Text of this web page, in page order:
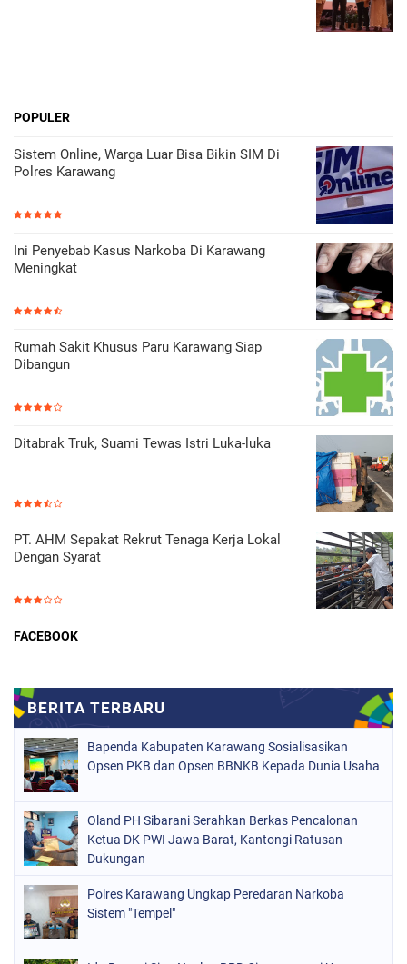
POPULER
Sistem Online, Warga Luar Bisa Bikin SIM Di
Polres Karawang
Ini Penyebab Kasus Narkoba Di Karawang
Meningkat
Rumah Sakit Khusus Paru Karawang Siap
Dibangun
Ditabrak Truk, Suami Tewas Istri Luka-luka
PT. AHM Sepakat Rekrut Tenaga Kerja Lokal
Dengan Syarat
FACEBOOK
Bapenda Kabupaten Karawang Sosialisasikan
Opsen PKB dan Opsen BBNKB Kepada Dunia Usaha
Oland PH Sibarani Serahkan Berkas Pencalonan
Ketua DK PWI Jawa Barat, Kantongi Ratusan
Dukungan
Polres Karawang Ungkap Peredaran Narkoba
Sistem "Tempel"